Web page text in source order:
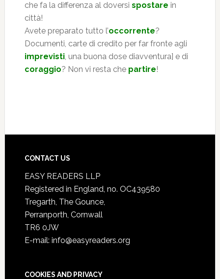
che fa la differenza al doversi spostare in
città!
Avete preparato tutto l’occorrente?
Documenti, carte di credito per far fronte agli
imprevisti, una buona dose diavventura] e di
coraggio? Non vi resta che partire!
CONTACT US
EASY READERS LLP
Registered in England, no. OC439580
Tregarth, The Gounce,
Perranporth, Cornwall
TR6 0JW
E-mail: info@easyreaders.org
COOKIES AND PRIVACY